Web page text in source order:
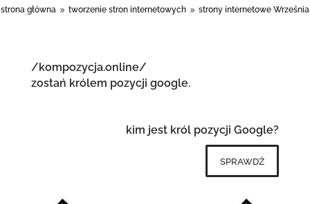
strona główna 9 tworzenie stron internetowych 9 strony internetowe Września
/kompozycja.online/
zostań królem pozycji google.
kim jest król pozycji Google?
sprawdź